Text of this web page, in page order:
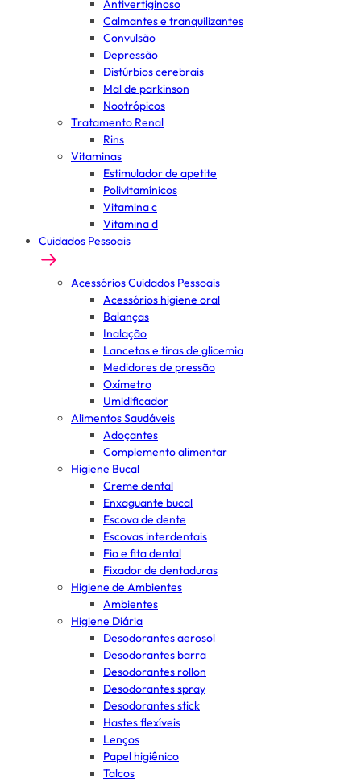
Antivertiginoso
Calmantes e tranquilizantes
Convulsão
Depressão
Distúrbios cerebrais
Mal de parkinson
Nootrópicos
Tratamento Renal
Rins
Vitaminas
Estimulador de apetite
Polivitamínicos
Vitamina c
Vitamina d
Cuidados Pessoais
Acessórios Cuidados Pessoais
Acessórios higiene oral
Balanças
Inalação
Lancetas e tiras de glicemia
Medidores de pressão
Oxímetro
Umidificador
Alimentos Saudáveis
Adoçantes
Complemento alimentar
Higiene Bucal
Creme dental
Enxaguante bucal
Escova de dente
Escovas interdentais
Fio e fita dental
Fixador de dentaduras
Higiene de Ambientes
Ambientes
Higiene Diária
Desodorantes aerosol
Desodorantes barra
Desodorantes rollon
Desodorantes spray
Desodorantes stick
Hastes flexíveis
Lenços
Papel higiênico
Talcos